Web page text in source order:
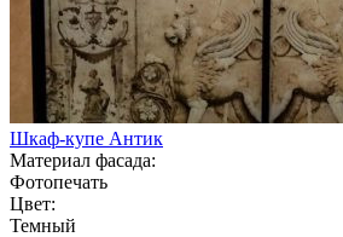
Шкаф-купе Антик
Материал фасада:
Фотопечать
Цвет:
Темный